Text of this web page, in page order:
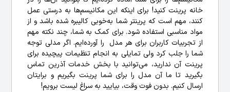
خانه پرینت کنید! برای اینکه این مکانیسم‌ها به درستی عمل
کنند، مهم است که پرینتر شما به‌خوبی کالیبره شده باشد و از
مواد مناسبی استفاده شود. برای کمک به شما، چند نکته مهم
از تجربیات کاربران برای هر مدل را آورده‌ایم. اگر مدلی توجه
شما را جلب کرد ولی تمایلی به انجام تنظیمات پیچیده برای
پرینت آن ندارید، می‌توانید با بخش خدمات آذرین تماس
بگیرید تا ما آن مدل را برای شما پرینت بگیریم و برایتان
ارسال کنیم. بدون فوت وقت، بیایید به سراغ لیست برویم!